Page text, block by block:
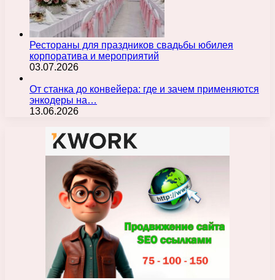
Рестораны для праздников свадьбы юбилея
корпоратива и мероприятий
03.07.2026
От станка до конвейера: где и зачем применяются
энкодеры на…
13.06.2026